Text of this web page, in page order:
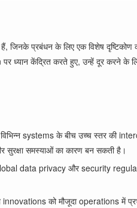
हैं, जिनके प्रबंधन के लिए एक विशेष
केंद्रित करते हुए, उन्हें दूर करने के
systems के बीच उच्च स्तर की
सुरक्षा समस्याओं का कारण बन सकती है।
data privacy और security
को मौजूदा operations में